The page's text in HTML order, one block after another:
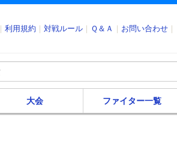
利用規約 対戦ルール Ｑ＆Ａ お問い合わせ
大会 ファイター一覧